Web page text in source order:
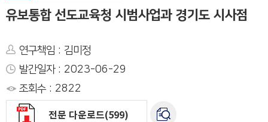
유보통합 선도교육청 시범사업과 경기도 시사점
연구책임 : 김미정
발간일자 : 2023-06-29
조회수 : 2822
전문 다운로드(599)